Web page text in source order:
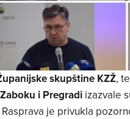
skupštine KZŽ,
i Pregradiizazvale
je privukla